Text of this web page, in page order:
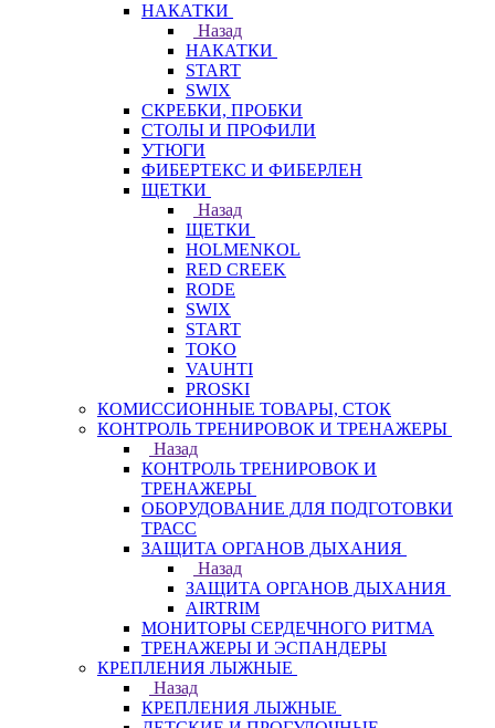
НАКАТКИ
Назад
НАКАТКИ
START
SWIX
СКРЕБКИ, ПРОБКИ
СТОЛЫ И ПРОФИЛИ
УТЮГИ
ФИБЕРТЕКС И ФИБЕРЛЕН
ЩЕТКИ
Назад
ЩЕТКИ
HOLMENKOL
RED CREEK
RODE
SWIX
START
TOKO
VAUHTI
PROSKI
КОМИССИОННЫЕ ТОВАРЫ, СТОК
КОНТРОЛЬ ТРЕНИРОВОК И ТРЕНАЖЕРЫ
Назад
КОНТРОЛЬ ТРЕНИРОВОК И
ТРЕНАЖЕРЫ
ОБОРУДОВАНИЕ ДЛЯ ПОДГОТОВКИ
ТРАСС
ЗАЩИТА ОРГАНОВ ДЫХАНИЯ
Назад
ЗАЩИТА ОРГАНОВ ДЫХАНИЯ
AIRTRIM
МОНИТОРЫ СЕРДЕЧНОГО РИТМА
ТРЕНАЖЕРЫ И ЭСПАНДЕРЫ
КРЕПЛЕНИЯ ЛЫЖНЫЕ
Назад
КРЕПЛЕНИЯ ЛЫЖНЫЕ